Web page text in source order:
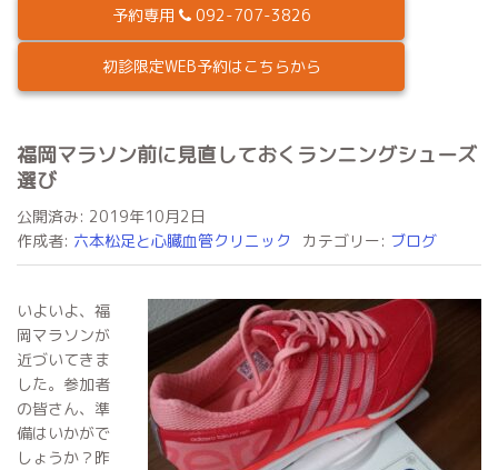
予約専用 092-707-3826
初診限定WEB予約はこちらから
福岡マラソン前に見直しておくランニングシューズ
選び
公開済み: 2019年10月2日
作成者: 六本松足と心臓血管クリニック カテゴリー: ブログ
いよいよ、福
岡マラソンが
近づいてきま
した。参加者
の皆さん、準
備はいかがで
しょうか？昨